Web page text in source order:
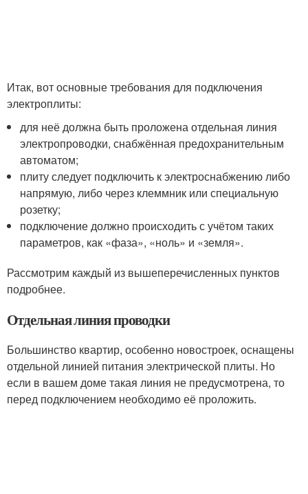
Итак, вот основные требования для подключения
электроплиты:
для неё должна быть проложена отдельная линия
электропроводки, снабжённая предохранительным
автоматом;
плиту следует подключить к электроснабжению либо
напрямую, либо через клеммник или специальную
розетку;
подключение должно происходить с учётом таких
параметров, как «фаза», «ноль» и «земля».
Рассмотрим каждый из вышеперечисленных пунктов
подробнее.
Отдельная линия проводки
Большинство квартир, особенно новостроек, оснащены
отдельной линией питания электрической плиты. Но
если в вашем доме такая линия не предусмотрена, то
перед подключением необходимо её проложить.